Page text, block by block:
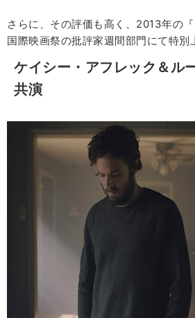
さらに、その評価も高く、2013年の
国際映画祭の批評家週間部門にて特別
ケイシー・アフレック＆ル
共演